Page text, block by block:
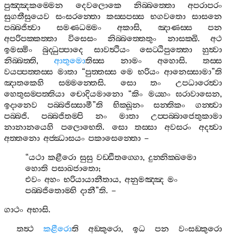
පුඤ‍්ඤකම‍්මෙන
දෙවලොකෙ නිබ‍්බත‍්තො
අපරාපරං
සුගතීසුයෙව
සංසරන‍්තො කස‍්සපස‍්ස භගවතො
සාසනෙ
පබ‍්බජිත්‍වා
සමණධම‍්මං අකාසි, ඤාණස‍්ස
පන
අපරිපක‍්කත‍්තා
විසෙසං නිබ‍්බත‍්තෙතුං නාසක‍්ඛි. අථ
ඉමස‍්මිං
බුද‍්ධුප‍්පාදෙ සාවත්‍ථියං සෙට‍්ඨිපුත‍්තො
හුත්‍වා
නිබ‍්බත‍්ති,ආතුමොතිස‍්ස නාමං අහොසි. තස‍්ස
වයප‍්පත‍්තස‍්ස මාතා“පුත‍්තස‍්ස මෙ භරියං ආනෙස‍්සාමා”ති
ඤාතකෙහි
සම‍්මන‍්තෙසි. සො තං
උපධාරෙත්‍වා
හෙතුසම‍්පත‍්තියා චොදියමානො“කිං මය‍්හං ඝරාවාසෙන,
ඉදානෙව
පබ‍්බජිස‍්සාමී”ති භික‍්ඛූනං සන‍්තිකං
ගන‍්ත්‍වා
පබ‍්බජි. පබ‍්බජිතම‍්පි නං මාතා
උප‍්පබ‍්බාජෙතුකාමා
නානානයෙහි
පලොභෙති. සො තස‍්සා අවසරං
අදත්‍වා
අත‍්තනො අජ‍්ඣාසයං පකාසෙන‍්තො –
“යථා කළීරො සුසු වඩ‍්ඪිතග‍්ගො,දුන‍්නික‍්ඛමො
හොති පසාඛජාතො;
එවං අහං භරියායානීතාය,අනුමඤ‍්ඤ මං
පබ‍්බජිතොම‍්හි දානී”ති. –
ගාථං අභාසි.
තත්‍ථ
කළීරොති අඞ‍්කුරො, ඉධ පන
වංසඞ‍්කුරො